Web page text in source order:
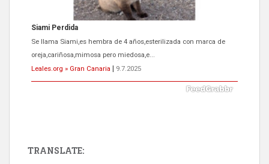
Siami Perdida
Se llama Siami,es hembra de 4 años,esterilizada con marca de
oreja,cariñosa,mimosa pero miedosa,e...
Leales.org » Gran Canaria
9.7.2025
TRANSLATE: